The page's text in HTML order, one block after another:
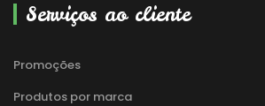
Serviços ao cliente
Promoções
Produtos por marca